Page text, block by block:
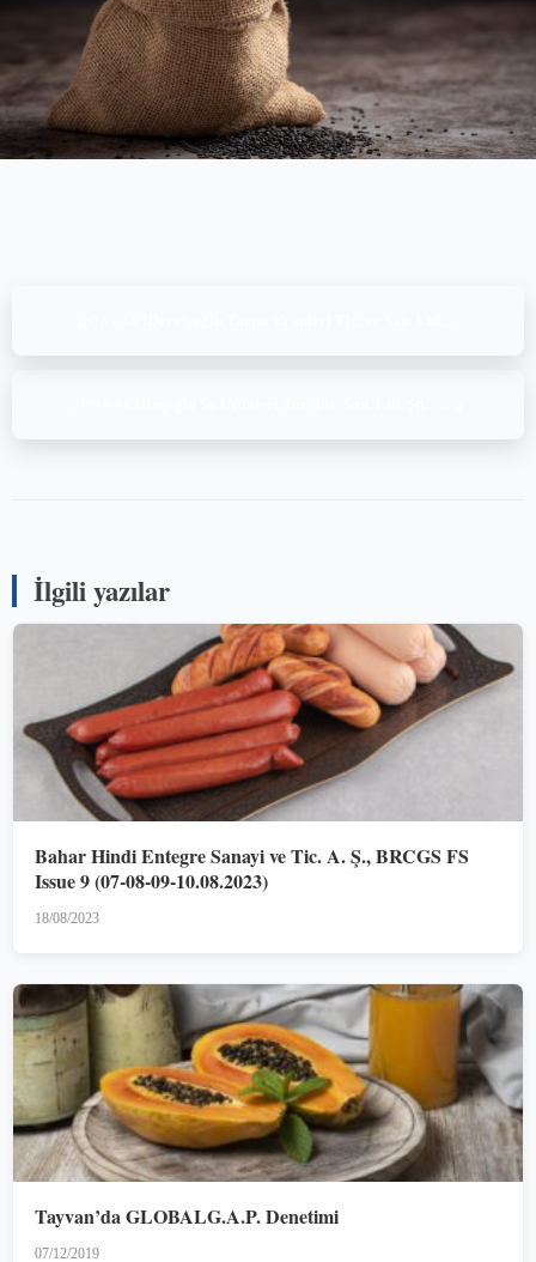
İlgili yazılar
Bahar Hindi Entegre Sanayi ve Tic. A. Ş., BRCGS FS
Issue 9 (07-08-09-10.08.2023)
18/08/2023
Tayvan’da GLOBALG.A.P. Denetimi
07/12/2019